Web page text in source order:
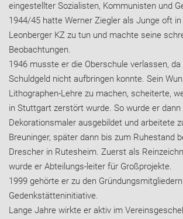
eingestellter Sozialisten, Kommunisten und
1944/45 hatte Werner Ziegler als Junge oft
Leonberger KZ zu tun und machte seine
Beobachtungen.
1946 musste er die Oberschule verlassen,
Schuldgeld nicht aufbringen konnte. Sein
Lithographen-Lehre zu machen, scheiterte,
in Stuttgart zerstört wurde. So wurde er dann
Dekorationsmaler ausgebildet und arbeitete
Breuninger, später dann bis zum Ruhestand
Drescher in Rutesheim. Zuerst als
wurde er Abteilungs-leiter für Großprojekte.
1999 gehörte er zu den
Gedenkstätteninitiative.
Lange Jahre wirkte er aktiv im